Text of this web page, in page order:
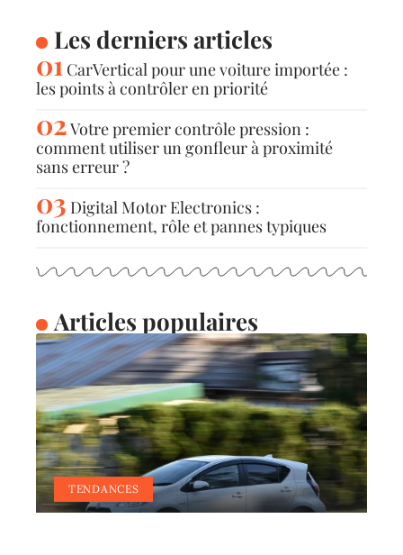
Les derniers articles
CarVertical pour une voiture importée :
les points à contrôler en priorité
Votre premier contrôle pression :
comment utiliser un gonfleur à proximité
sans erreur ?
Digital Motor Electronics :
fonctionnement, rôle et pannes typiques
Articles populaires
TENDANCES
C’est quoi une voiture